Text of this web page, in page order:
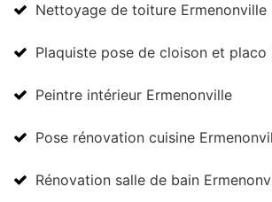
Nettoyage de toiture Ermenonville
Plaquiste pose de cloison et placo
Peintre intérieur Ermenonville
Pose rénovation cuisine
Rénovation salle de bain